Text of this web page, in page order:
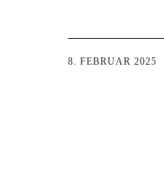
8. FEBRUAR 2025